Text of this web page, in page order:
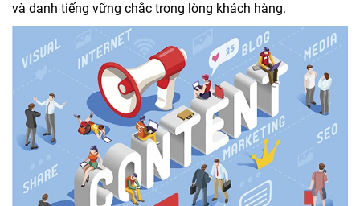
và danh tiếng vững chắc trong lòng khách hàng.